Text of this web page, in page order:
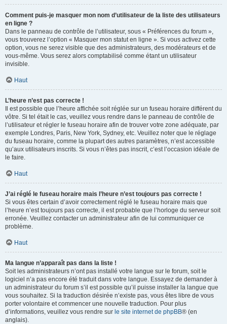
Comment puis-je masquer mon nom d’utilisateur de la liste des utilisateurs
en ligne ?
Dans le panneau de contrôle de l’utilisateur, sous « Préférences du forum »,
vous trouverez l’option « Masquer mon statut en ligne ». Si vous activez cette
option, vous ne serez visible que des administrateurs, des modérateurs et de
vous-même. Vous serez alors comptabilisé comme étant un utilisateur
invisible.
Haut
L’heure n’est pas correcte !
Il est possible que l’heure affichée soit réglée sur un fuseau horaire différent du
vôtre. Si tel était le cas, veuillez vous rendre dans le panneau de contrôle de
l’utilisateur et régler le fuseau horaire afin de trouver votre zone adéquate, par
exemple Londres, Paris, New York, Sydney, etc. Veuillez noter que le réglage
du fuseau horaire, comme la plupart des autres paramètres, n’est accessible
qu’aux utilisateurs inscrits. Si vous n’êtes pas inscrit, c’est l’occasion idéale de
le faire.
Haut
J’ai réglé le fuseau horaire mais l’heure n’est toujours pas correcte !
Si vous êtes certain d’avoir correctement réglé le fuseau horaire mais que
l’heure n’est toujours pas correcte, il est probable que l’horloge du serveur soit
erronée. Veuillez contacter un administrateur afin de lui communiquer ce
problème.
Haut
Ma langue n’apparaît pas dans la liste !
Soit les administrateurs n’ont pas installé votre langue sur le forum, soit le
logiciel n’a pas encore été traduit dans votre langue. Essayez de demander à
un administrateur du forum s’il est possible qu’il puisse installer la langue que
vous souhaitez. Si la traduction désirée n’existe pas, vous êtes libre de vous
porter volontaire et commencer une nouvelle traduction. Pour plus
d’informations, veuillez vous rendre sur le site internet de phpBB® (en
anglais).